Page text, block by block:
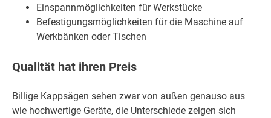
Einspannmöglichkeiten für Werkstücke
Befestigungsmöglichkeiten für die Maschine auf
Werkbänken oder Tischen
Qualität hat ihren Preis
Billige Kappsägen sehen zwar von außen genauso aus
wie hochwertige Geräte, die Unterschiede zeigen sich